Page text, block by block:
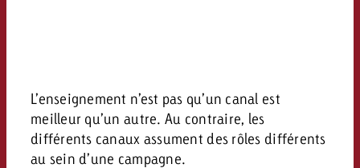
L’enseignement n’est pas qu’un canal est
meilleur qu’un autre. Au contraire, les
différents canaux assument des rôles différents
au sein d’une campagne.